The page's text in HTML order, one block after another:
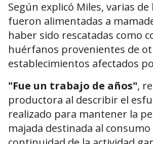
Según explicó Miles, varias de
fueron alimentadas a
haber sido rescatadas como
huérfanos provenientes de
establecimientos afectados
"Fue un trabajo de años",
productora al describir el
realizado para mantener la
majada destinada al